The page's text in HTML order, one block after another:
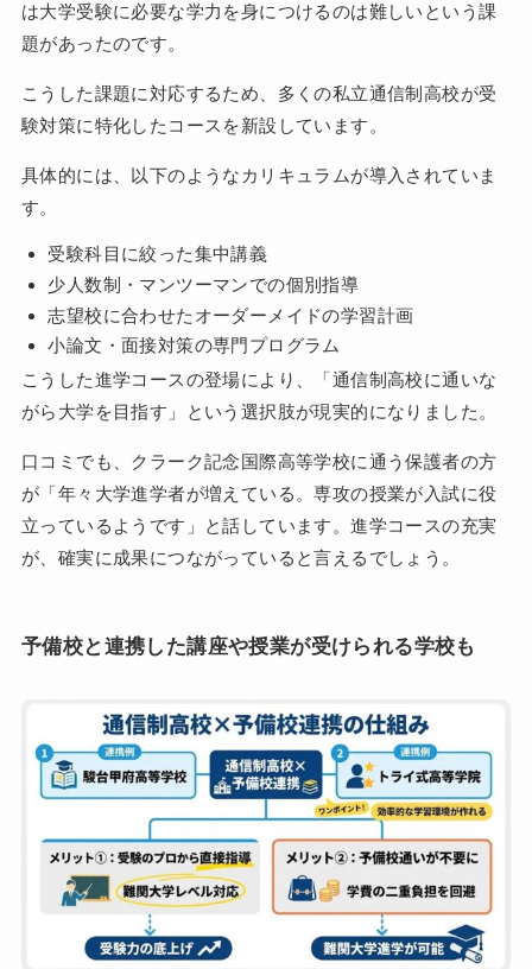
は大学受験に必要な学力を身につけるのは難しいという課
題があったのです。
こうした課題に対応するため、多くの私立通信制高校が受
験対策に特化したコースを新設しています。
具体的には、以下のようなカリキュラムが導入されていま
す。
受験科目に絞った集中講義
少人数制・マンツーマンでの個別指導
志望校に合わせたオーダーメイドの学習計画
小論文・面接対策の専門プログラム
こうした進学コースの登場により、「通信制高校に通いな
がら大学を目指す」という選択肢が現実的になりました。
口コミでも、クラーク記念国際高等学校に通う保護者の方
が「年々大学進学者が増えている。専攻の授業が入試に役
立っているようです」と話しています。進学コースの充実
が、確実に成果につながっていると言えるでしょう。
予備校と連携した講座や授業が受けられる学校も